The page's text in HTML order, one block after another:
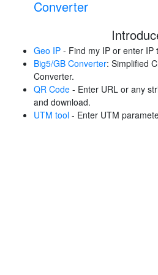
Converter
Geo IP - Find my IP or enter IP
Big5/GB Converter: Simplified
Converter.
QR Code - Enter URL or any
and download.
UTM tool - Enter UTM